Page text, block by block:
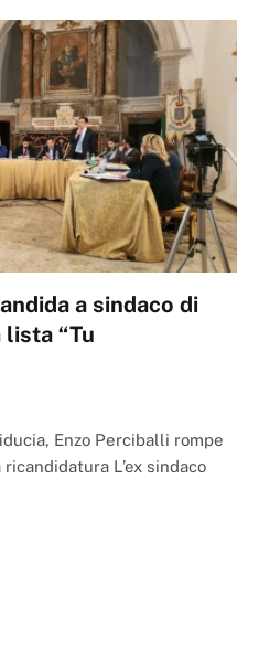
a sindaco di
“Tu
Enzo Perciballi rompe
L’ex sindaco